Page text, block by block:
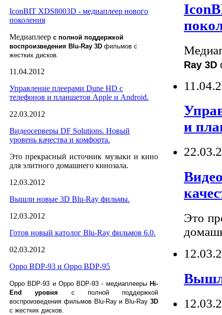
IconBIT XDS8003D - медиаплеер нового
поколения
Медиаплеер с полной поддержкой
воспроизведения Blu-Ray 3D фильмов с
жестких дисков.
11.04.2012
Управление плеерами Dune HD с
телефонов и планшетов Apple и Android.
22.03.2012
Видеосерверы DF Solutions. Новый
уровень качества и комфорта.
Это прекрасный источник музыки и кино
для элитного домашнего кинозала.
12.03.2012
Вышли новые 3D Blu-Ray фильмы.
12.03.2012
Готов новый католог Blu-Ray фильмов 6.0.
02.03.2012
Oppo BDP-93 и Oppo BDP-95
Oppo BDP-93 и Oppo BDP-93 - медиаплееры Hi-
End уровня с полной поддержкой
воспроизведения фильмов Blu-Ray и Blu-Ray 3D
с жестких дисков.
Ray 3D
и
Это